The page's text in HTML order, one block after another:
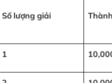
Số lượng giải
1